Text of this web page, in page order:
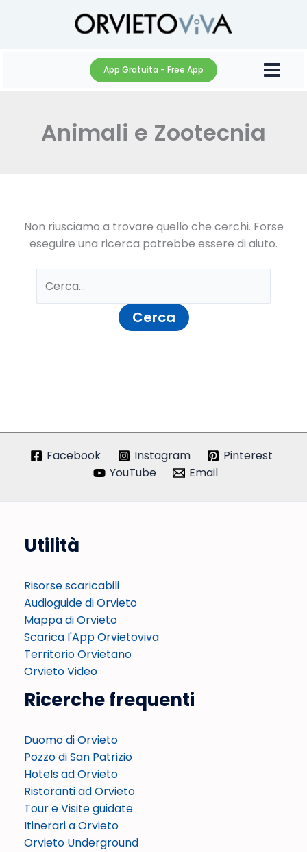
App Gratuita - Free App
Animali e Zootecnia
Non riusciamo a trovare quello che cerchi. Forse
eseguire una ricerca potrebbe essere di aiuto.
Facebook Instagram
Pinterest
YouTube
Email
Utilità
Risorse scaricabili
Audioguide di Orvieto
Mappa di Orvieto
Scarica l'App Orvietoviva
Territorio Orvietano
Orvieto Video
Ricerche frequenti
Duomo di Orvieto
Pozzo di San Patrizio
Hotels ad Orvieto
Ristoranti ad Orvieto
Tour e Visite guidate
Itinerari a Orvieto
Orvieto Underground